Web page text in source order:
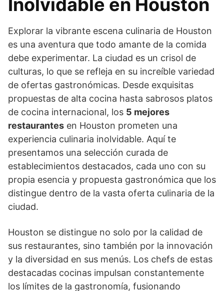
Explorar la vibrante escena culinaria de Houston
es una aventura que todo amante de la comida
debe experimentar. La ciudad es un crisol de
culturas, lo que se refleja en su increíble variedad
de ofertas gastronómicas. Desde exquisitas
propuestas de alta cocina hasta sabrosos platos
de cocina internacional, los 5 mejores
restaurantes en Houston prometen una
experiencia culinaria inolvidable. Aquí te
presentamos una selección curada de
establecimientos destacados, cada uno con su
propia esencia y propuesta gastronómica que los
distingue dentro de la vasta oferta culinaria de la
ciudad.
Houston se distingue no solo por la calidad de
sus restaurantes, sino también por la innovación
y la diversidad en sus menús. Los chefs de estas
destacadas cocinas impulsan constantemente
los límites de la gastronomía, fusionando